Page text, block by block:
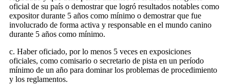
oficial de su país o demostrar que logró resultados notables como
expositor durante 5 años como mínimo o demostrar que fue
involucrado de forma activa y responsable en el mundo canino
durante 5 años como mínimo.
c. Haber oficiado, por lo menos 5 veces en exposiciones
oficiales, como comisario o secretario de pista en un período
mínimo de un año para dominar los problemas de procedimiento
y los reglamentos.